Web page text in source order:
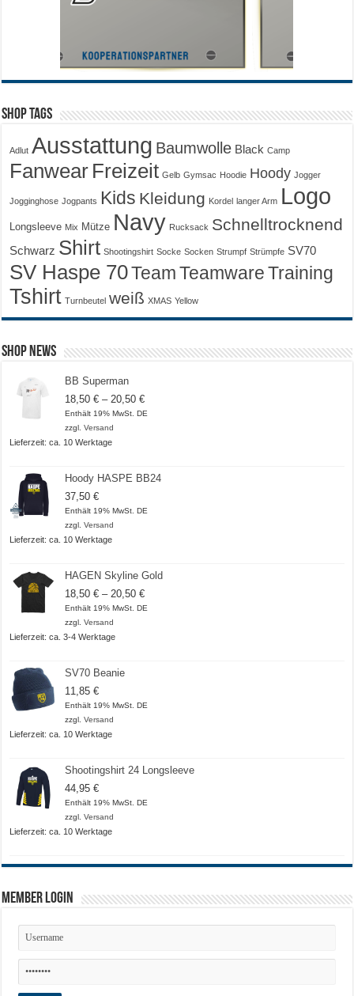
Shop Tags
Adlut Ausstattung Baumwolle Black Camp
Fanwear Freizeit Gelb Gymsac Hoodie Hoody Jogger
Jogginghose Jogpants Kids Kleidung Kordel langer Arm Logo
Longsleeve Mix Mütze Navy Rucksack Schnelltrocknend
Schwarz Shirt Shootingshirt Socke Socken Strumpf Strümpfe SV70
SV Haspe 70Team Teamware Training
Tshirt Turnbeutel weiß XMAS Yellow
Shop News
BB Superman
18,50€ – 20,50€Preisspanne:
18,50 €
Enthält 19% MwSt. DE
zzgl.Versand
Lieferzeit: ca. 10 Werktage
Hoody HASPE BB24
37,50€
Enthält 19% MwSt. DE
zzgl.Versand
Lieferzeit: ca. 10 Werktage
HAGEN Skyline Gold
18,50€ – 20,50€Preisspanne:
18,50 €
Enthält 19% MwSt. DE
zzgl.Versand
Lieferzeit: ca. 3-4 Werktage
SV70 Beanie
11,85€
Enthält 19% MwSt. DE
zzgl.Versand
Lieferzeit: ca. 10 Werktage
Shootingshirt 24 Longsleeve
44,95€
Enthält 19% MwSt. DE
zzgl.Versand
Lieferzeit: ca. 10 Werktage
Member Login